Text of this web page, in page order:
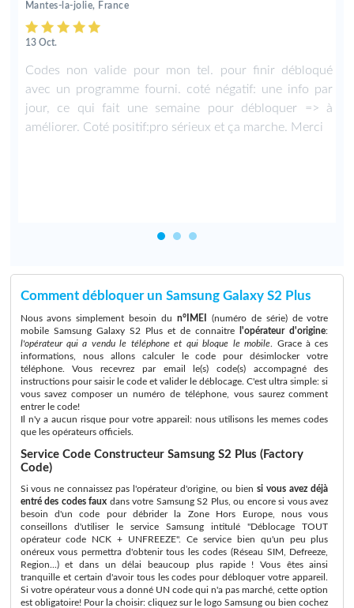
Mantes-la-jolie, France
13 Oct.
Codes non valide pour mon tel. pour finir débloqué
avec un programme fourni. coté négatif: une info par
jour, ce qui fait une semaine pour débloquer => à
améliorer. Coté positif:pro sérieux et ça marche. Merci
Comment débloquer un Samsung Galaxy S2 Plus
Nous avons simplement besoin du n°IMEI
(numéro de série) de votre
mobile Samsung Galaxy S2 Plus et de connaitre
l'opérateur d'origine:
l'opérateur qui a vendu le téléphone et qui bloque le mobile . Grace à ces
informations, nous allons calculer le code pour désimlocker votre
téléphone. Vous recevrez par email le(s) code(s) accompagné des
instructions pour saisir le code et valider le déblocage. C'est ultra simple: si
vous savez composer un numéro de téléphone, vous saurez comment
entrer le code!
Il n'y a aucun risque pour votre appareil: nous utilisons les memes codes
que les opérateurs officiels.
Service Code Constructeur Samsung S2 Plus (Factory
Code)
Si vous ne connaissez pas l'opérateur d'origine, ou bien si vous avez déjà
entré des codes faux dans votre Samsung S2 Plus, ou encore si vous avez
besoin d'un code pour débrider la Zone Hors Europe, nous vous
conseillons d'utiliser le service Samsung intitulé "Déblocage TOUT
opérateur code NCK + UNFREEZE". Ce service bien qu'un peu plus
onéreux vous permettra d'obtenir tous les codes (Réseau SIM, Defreeze,
Region...) et dans un délai beaucoup plus rapide ! Vous êtes ainsi
tranquille et certain d'avoir tous les codes pour débloquer votre appareil.
Si votre opérateur vous a donné UN code qui n'a pas marché, cette option
est obligatoire! Pour la choisir: cliquez sur le logo Samsung ou bien cochez